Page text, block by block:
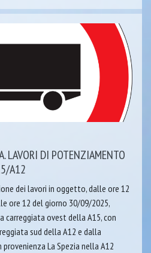
LAVORI DI POTENZIAMENTO
A12
dei lavori in oggetto, dalle ore 12
ore 12 del giorno 30/09/2025,
carreggiata ovest della A15, con
sud della A12 e dalla
La Spezia nella A12